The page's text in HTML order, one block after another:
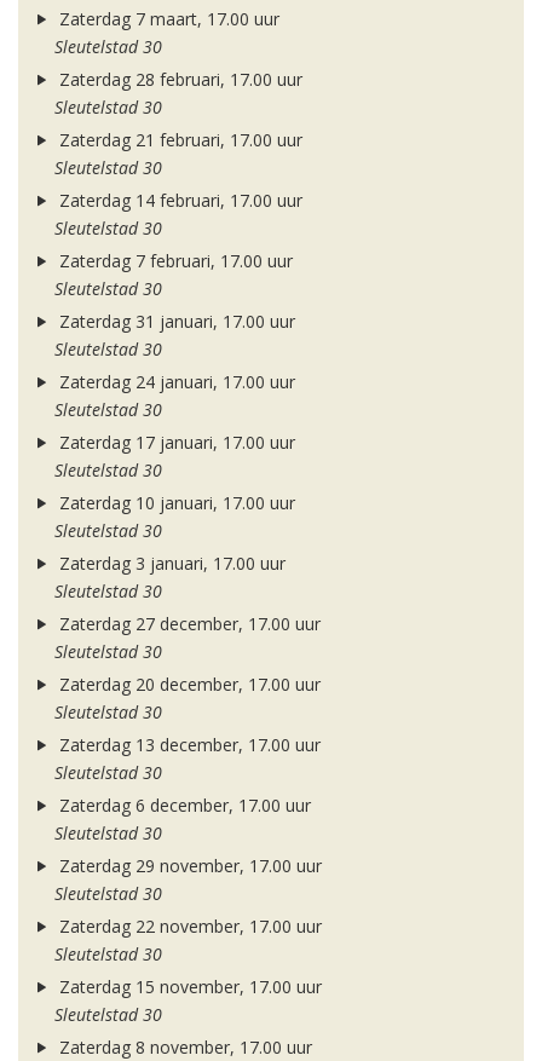
Zaterdag 7 maart, 17.00 uur
Sleutelstad 30
Zaterdag 28 februari, 17.00 uur
Sleutelstad 30
Zaterdag 21 februari, 17.00 uur
Sleutelstad 30
Zaterdag 14 februari, 17.00 uur
Sleutelstad 30
Zaterdag 7 februari, 17.00 uur
Sleutelstad 30
Zaterdag 31 januari, 17.00 uur
Sleutelstad 30
Zaterdag 24 januari, 17.00 uur
Sleutelstad 30
Zaterdag 17 januari, 17.00 uur
Sleutelstad 30
Zaterdag 10 januari, 17.00 uur
Sleutelstad 30
Zaterdag 3 januari, 17.00 uur
Sleutelstad 30
Zaterdag 27 december, 17.00 uur
Sleutelstad 30
Zaterdag 20 december, 17.00 uur
Sleutelstad 30
Zaterdag 13 december, 17.00 uur
Sleutelstad 30
Zaterdag 6 december, 17.00 uur
Sleutelstad 30
Zaterdag 29 november, 17.00 uur
Sleutelstad 30
Zaterdag 22 november, 17.00 uur
Sleutelstad 30
Zaterdag 15 november, 17.00 uur
Sleutelstad 30
Zaterdag 8 november, 17.00 uur